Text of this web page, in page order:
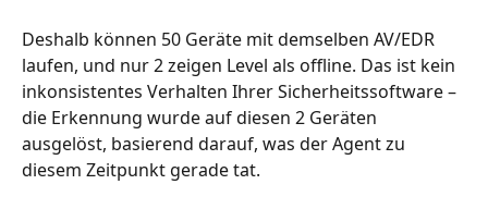
Deshalb können 50 Geräte mit demselben AV/EDR
laufen, und nur 2 zeigen Level als offline. Das ist kein
inkonsistentes Verhalten Ihrer Sicherheitssoftware –
die Erkennung wurde auf diesen 2 Geräten
ausgelöst, basierend darauf, was der Agent zu
diesem Zeitpunkt gerade tat.